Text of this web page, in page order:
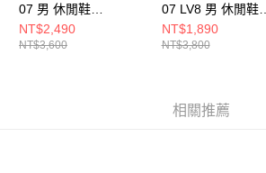
07 男 休閒鞋
FJ4146122
NT$2,490
NT$3,600
07 LV8 男 休閒鞋
HQ4987010
NT$1,890
NT$3,800
相關推薦